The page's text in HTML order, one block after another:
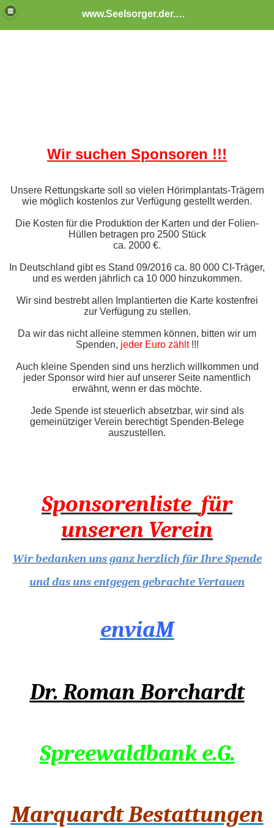
www.Seelsorger.der.Ohren.eV.de
Wir suchen Sponsoren !!!
Unsere Rettungskarte soll so vielen Hörimplantats-Trägern
wie möglich kostenlos zur Verfügung gestellt werden.
Die Kosten für die Produktion der Karten und der Folien-
Hüllen betragen pro 2500 Stück
ca. 2000 €.
In Deutschland gibt es Stand 09/2016 ca. 80 000 CI-Träger,
und es werden jährlich ca 10 000 hinzukommen.
Wir sind bestrebt allen Implantierten die Karte kostenfrei
zur Verfügung zu stellen.
Da wir das nicht alleine stemmen können, bitten wir um
Spenden, jeder Euro zählt !!!
Auch kleine Spenden sind uns herzlich willkommen und
jeder Sponsor wird hier auf unserer Seite namentlich
erwähnt, wenn er das möchte.
Jede Spende ist steuerlich absetzbar, wir sind als
gemeinütziger Verein berechtigt Spenden-Belege
auszustellen.
Sponsorenliste für
unseren Verein
Wir bedanken uns ganz herzlich für Ihre Spende
und das uns entgegen gebrachte Vertauen
enviaM
Dr. Roman Borchardt
Spreewaldbank e.G.
Marquardt Bestattungen